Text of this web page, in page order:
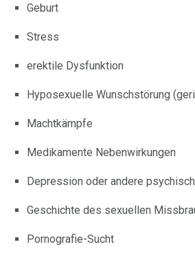
Geburt
Stress
erektile Dysfunktion
Hyposexuelle Wunschstörung
Machtkämpfe
Medikamente Nebenwirkungen
Depression oder andere
Geschichte des sexuellen
Pornografie-Sucht